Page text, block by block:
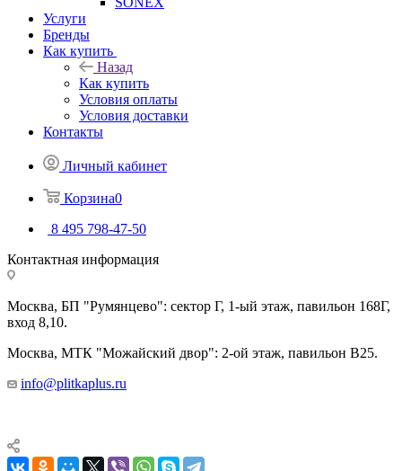
Услуги
Бренды
Как купить
Назад
Как купить
Условия оплаты
Условия доставки
Контакты
Личный кабинет
Корзина0
8 495 798-47-50
Контактная информация
Москва, БП "Румянцево": сектор Г, 1-ый этаж, павильон 168Г,
вход 8,10.
Москва, МТК "Можайский двор": 2-ой этаж, павильон В25.
info@plitkaplus.ru